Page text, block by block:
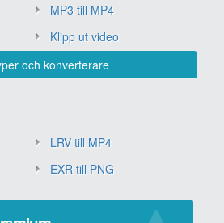
MP3 till MP4
Klipp ut video
och konverterare
LRV till MP4
EXR till PNG